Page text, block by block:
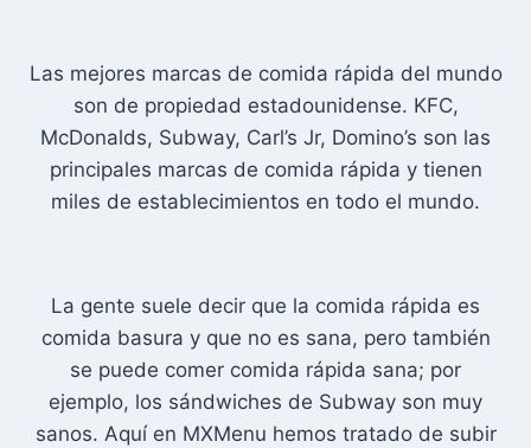
Las mejores marcas de comida rápida del mundo
son de propiedad estadounidense. KFC,
McDonalds, Subway, Carl’s Jr, Domino’s son las
principales marcas de comida rápida y tienen
miles de establecimientos en todo el mundo.
La gente suele decir que la comida rápida es
comida basura y que no es sana, pero también
se puede comer comida rápida sana; por
ejemplo, los sándwiches de Subway son muy
sanos. Aquí en MXMenu hemos tratado de subir